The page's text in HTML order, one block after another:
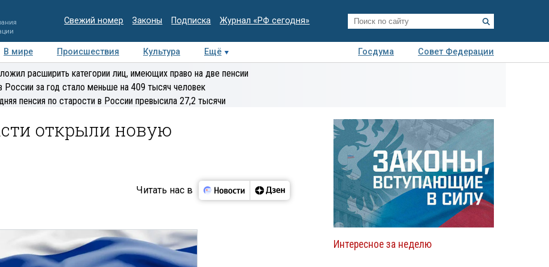
Свежий номер Законы Подписка Журнал «РФ сегодня»
В мире Происшествия Культура Ещё Госдума
Совет Федерации
Медиацентр Интервью Колумнисты
Деловая
расширить категории лиц, имеющих право на две пенсии
России за год стало меньше на 409 тысяч человек
пенсия по старости в России превысила 27,2 тысячи
открыли новую
Читать нас в
Интересное за неделю